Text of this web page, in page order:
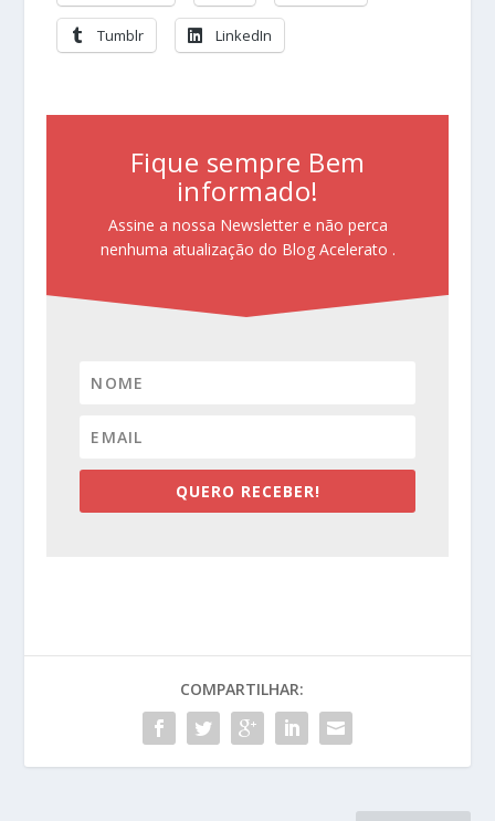
Tumblr LinkedIn
Fique sempre Bem
informado!
Assine a nossa Newsletter e não perca
nenhuma atualização do Blog Acelerato .
QUERO RECEBER!
COMPARTILHAR: